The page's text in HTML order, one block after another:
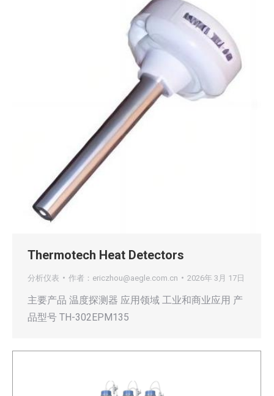
Thermotech Heat Detectors
分析仪表 作者： ericzhou@aegle.com.cn 2026年 3月 17日
主要产品 温度探测器 应用领域 工业和商业应用 产
品型号 TH-302EPM135